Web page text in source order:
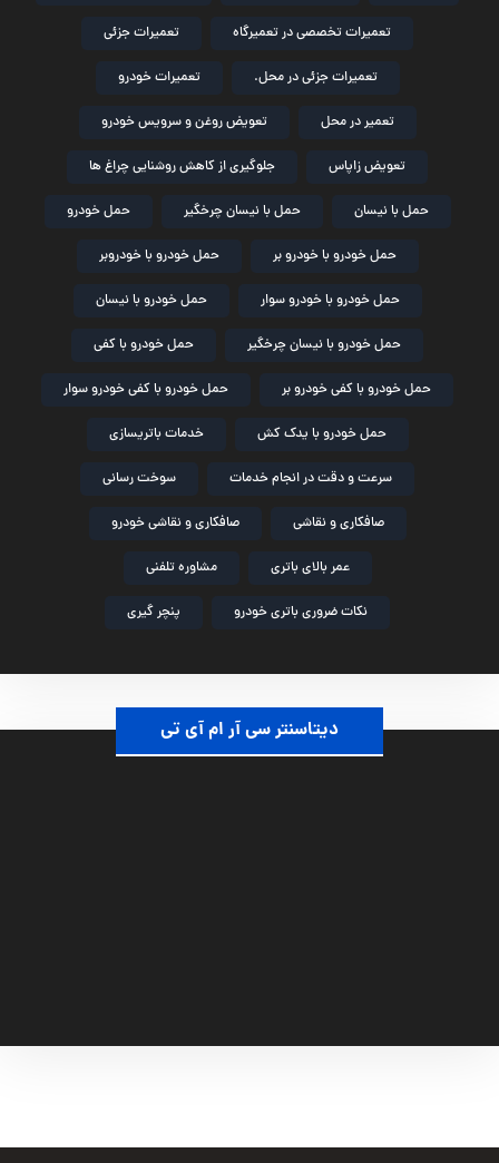
تعمیرات تخصصی در تعمیرگاه تعمیرات جزئی
تعمیرات جزئی در محل. تعمیرات خودرو
تعمیر در محل تعویض روغن و سرویس خودرو
تعویض زاپاس جلوگیری از کاهش روشنایی چراغ ها
حمل با نیسان حمل با نیسان چرخگیر حمل خودرو
حمل خودرو با خودرو بر حمل خودرو با خودروبر
حمل خودرو با خودرو سوار حمل خودرو با نیسان
حمل خودرو با نیسان چرخگیر حمل خودرو با کفی
حمل خودرو با کفی خودرو بر حمل خودرو با کفی خودرو سوار
حمل خودرو با یدک کش خدمات باتریسازی
سرعت و دقت در انجام خدمات سوخت رسانی
صافکاری و نقاشی صافکاری و نقاشی خودرو
عمر بالای باتری مشاوره تلفنی
نکات ضروری باتری خودرو پنچر گیری
دیتاسنتر سی آر ام آی تی